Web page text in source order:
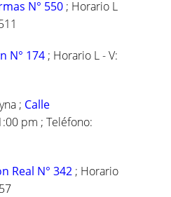
N° 550 ; Horario L
N° 174 ; Horario L - V:
; Calle
pm ; Teléfono:
Real N° 342 ; Horario